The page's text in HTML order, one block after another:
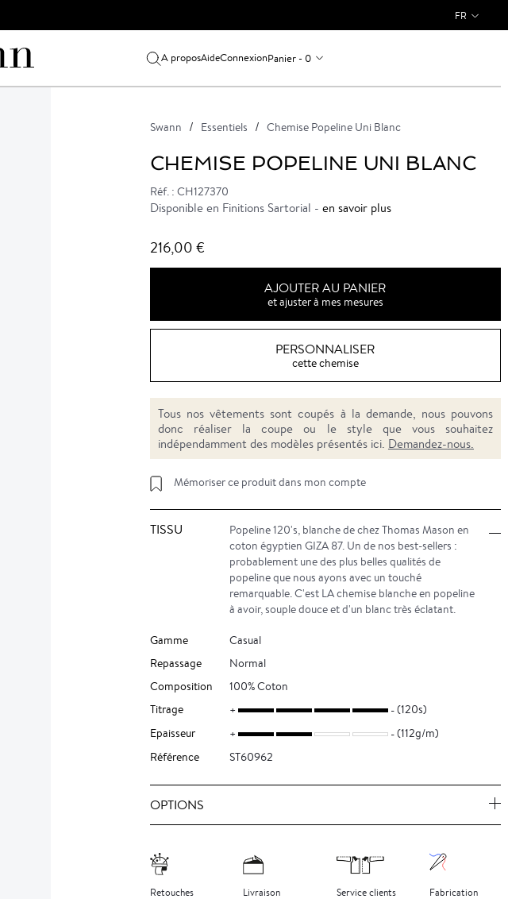
FR
A proposAideConnexionPanier - 0
Swann Essentiels Chemise Popeline Uni Blanc
CHEMISE POPELINE UNI BLANC
Réf. : CH127370
Disponible en Finitions Sartorial - en savoir plus
216,00 €
AJOUTER AU PANIER
et ajuster à mes mesures
PERSONNALISER
cette chemise
Tous nos vêtements sont coupés à la demande, nous pouvons
donc réaliser la coupe ou le style que vous souhaitez
indépendamment des modèles présentés ici. Demandez-nous.
Mémoriser ce produit dans mon compte
TISSU
Popeline 120's, blanche de chez Thomas Mason en
coton égyptien GIZA 87. Un de nos best-sellers :
probablement une des plus belles qualités de
popeline que nous ayons avec un touché
remarquable. C'est LA chemise blanche en popeline
à avoir, souple douce et d'un blanc très éclatant.
Gamme
Casual
Repassage
Normal
Composition
100% Coton
Titrage
(120s)
Epaisseur
(112g/m)
Référence
ST60962
OPTIONS
Retouches
Livraison
Service clients
Fabrication